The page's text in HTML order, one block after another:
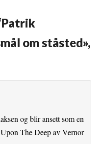
Patrik
om ståsted»,
og blir ansett som en
The Deep av Vernor